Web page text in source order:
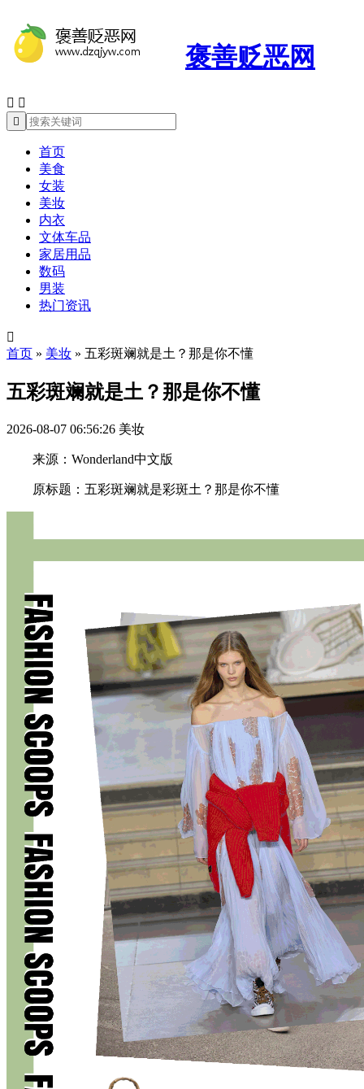
褒善贬恶网
 

首页
美食
女装
美妆
内衣
文体车品
家居用品
数码
男装
热门资讯

首页 » 美妆 » 五彩斑斓就是土？那是你不懂
五彩斑斓就是土？那是你不懂
2026-08-07 06:56:26 美妆
来源：Wonderland中文版
原标题：五彩斑斓就是彩斑土？那是你不懂